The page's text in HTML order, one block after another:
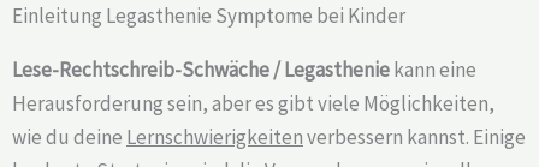
Einleitung Legasthenie Symptome bei Kinder
Lese-Rechtschreib-Schwäche / Legastheniekann eine
Herausforderung sein, aber es gibt viele Möglichkeiten,
wie du deine Lernschwierigkeitenverbessern kannst. Einige